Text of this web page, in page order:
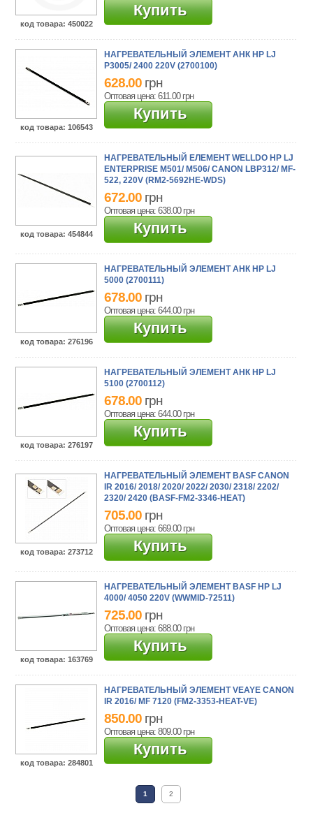
код товара: 450022
Купить
код товара: 106543
НАГРЕВАТЕЛЬНЫЙ ЭЛЕМЕНТ АНК HP LJ
P3005/ 2400 220V (2700100)
628.00 грн
Оптовая цена: 611.00 грн
Купить
код товара: 454844
НАГРЕВАТЕЛЬНЫЙ ЕЛЕМЕНТ WELLDO HP LJ
ENTERPRISE M501/ M506/ CANON LBP312/ MF-
522, 220V (RM2-5692HE-WDS)
672.00 грн
Оптовая цена: 638.00 грн
Купить
код товара: 276196
НАГРЕВАТЕЛЬНЫЙ ЭЛЕМЕНТ АНК HP LJ
5000 (2700111)
678.00 грн
Оптовая цена: 644.00 грн
Купить
код товара: 276197
НАГРЕВАТЕЛЬНЫЙ ЭЛЕМЕНТ АНК HP LJ
5100 (2700112)
678.00 грн
Оптовая цена: 644.00 грн
Купить
код товара: 273712
НАГРЕВАТЕЛЬНЫЙ ЭЛЕМЕНТ BASF CANON
IR 2016/ 2018/ 2020/ 2022/ 2030/ 2318/ 2202/
2320/ 2420 (BASF-FM2-3346-HEAT)
705.00 грн
Оптовая цена: 669.00 грн
Купить
код товара: 163769
НАГРЕВАТЕЛЬНЫЙ ЭЛЕМЕНТ BASF HP LJ
4000/ 4050 220V (WWMID-72511)
725.00 грн
Оптовая цена: 688.00 грн
Купить
код товара: 284801
НАГРЕВАТЕЛЬНЫЙ ЭЛЕМЕНТ VEAYE CANON
IR 2016/ MF 7120 (FM2-3353-HEAT-VE)
850.00 грн
Оптовая цена: 809.00 грн
Купить
1 2